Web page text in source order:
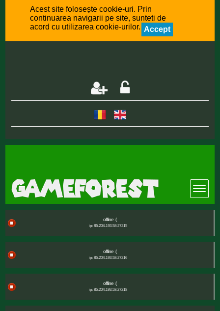
Acest site folosește cookie-uri. Prin
continuarea navigarii pe site, sunteti de
acord cu utilizarea cookie-urilor. Accept
offline :(
ip: 85.204.193.58:27215
offline :(
ip: 85.204.193.58:27216
offline :(
ip: 85.204.193.58:27218